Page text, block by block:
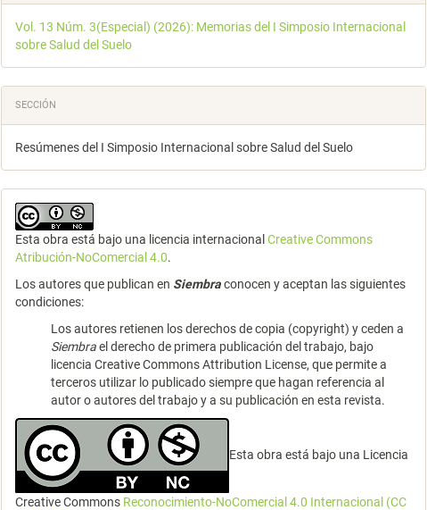
Vol. 13 Núm. 3(Especial) (2026): Memorias del I Simposio Internacional
sobre Salud del Suelo
SECCIÓN
Resúmenes del I Simposio Internacional sobre Salud del Suelo
Esta obra está bajo una licencia internacionalCreative Commons
Atribución-NoComercial 4.0.
Los autores que publican en Siembraconocen y aceptan las siguientes
condiciones:
Los autores retienen los derechos de copia (copyright) y ceden a
Siembrael derecho de primera publicación del trabajo, bajo
licencia Creative Commons Attribution License, que permite a
terceros utilizar lo publicado siempre que hagan referencia al
autor o autores del trabajo y a su publicación en esta revista.
Esta obra está bajo una Licencia
Creative Commons Reconocimiento-NoComercial 4.0 Internacional (CC